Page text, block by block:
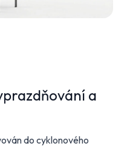
a
do cyklonového